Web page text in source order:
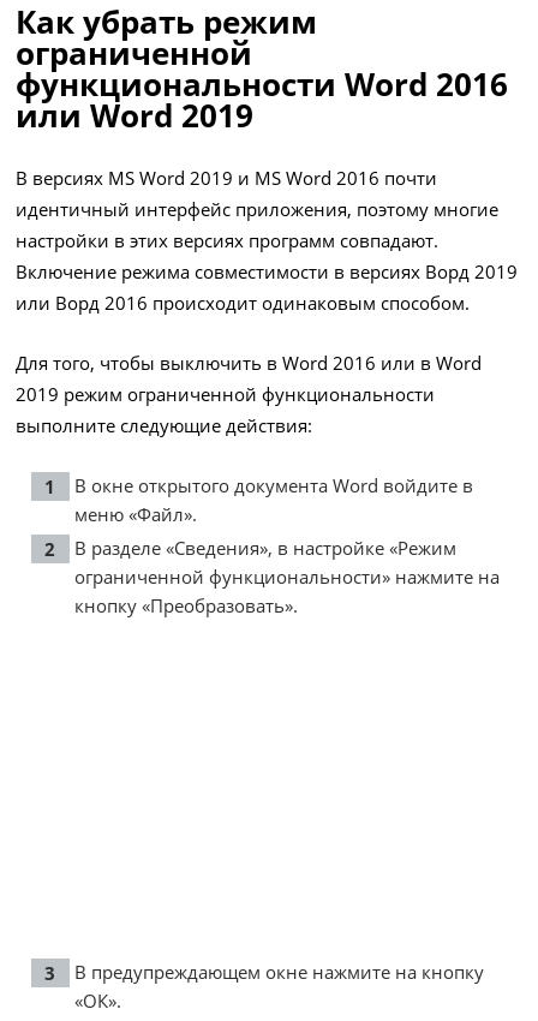
Как убрать режим
ограниченной
функциональности Word 2016
или Word 2019
В версиях MS Word 2019 и MS Word 2016 почти
идентичный интерфейс приложения, поэтому многие
настройки в этих версиях программ совпадают.
Включение режима совместимости в версиях Ворд 2019
или Ворд 2016 происходит одинаковым способом.
Для того, чтобы выключить в Word 2016 или в Word
2019 режим ограниченной функциональности
выполните следующие действия:
В окне открытого документа Word войдите в
меню «Файл».
В разделе «Сведения», в настройке «Режим
ограниченной функциональности» нажмите на
кнопку «Преобразовать».
В предупреждающем окне нажмите на кнопку
«ОК».